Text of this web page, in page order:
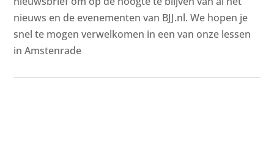
nieuws en de evenementen van BJJ.nl. We hopen je
snel te mogen verwelkomen in een van onze lessen
in Amstenrade